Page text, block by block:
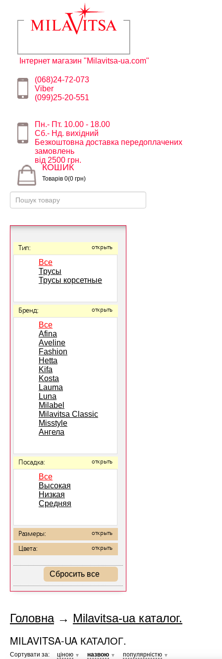
Інтернет магазин "Milavitsa-ua.com"
(068)24-72-073
Viber
(099)25-20-551
Пн.- Пт. 10.00 - 18.00
Сб.- Нд. вихідний
Безкоштовна доставка передоплачених
замовлень
від 2500 грн.
КОШИК
Товарів 0(0 грн)
Тип: открыть
Все
Трусы
Трусы корсетные
Бренд: открыть
Все
Afina
Aveline
Fashion
Hetta
Kifa
Kosta
Lauma
Luna
Milabel
Milavitsa Classic
Misstyle
Ангела
Посадка: открыть
Все
Высокая
Низкая
Средняя
Размеры: открыть
Цвета: открыть
Сбросить все
Головна→ Milavitsa-ua каталог.
MILAVITSA-UA КАТАЛОГ.
Сортувати за: ціною ▼ назвою ▼ популярністю ▼